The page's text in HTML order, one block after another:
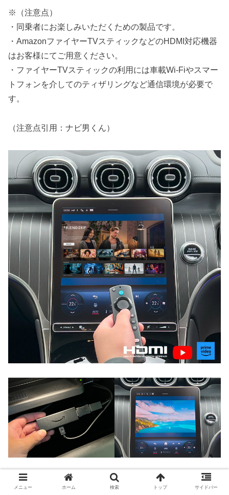
※（注意点）
・同乗者にお楽しみいただくための製品です。
・AmazonファイヤーTVスティックなどのHDMI対応機器
はお客様にてご用意ください。
・ファイヤーTVスティックの利用には車載Wi-Fiやスマー
トフォンを介してのティザリングなど通信環境が必要で
す。
（注意点引用：ナビ男くん）
TVチューナー新設でテレビが見れる
メニュー ホーム 検索 トップ サイドバー